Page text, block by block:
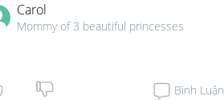
Carol
Mommy of 3 beautiful princesses
Bình Luận